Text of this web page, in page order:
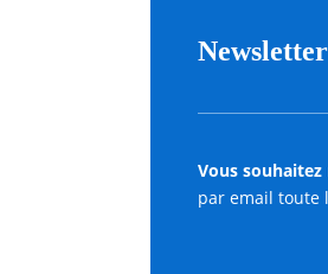
Newsletter
Vous
par email toute